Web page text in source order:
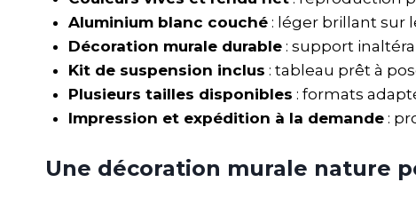
Aluminium blanc couché: léger brillant sur
Décoration murale durable: support
Kit de suspension inclus : tableau prêt à
Plusieurs tailles disponibles : formats
Impression et expédition à la demande:
Une décoration murale nature